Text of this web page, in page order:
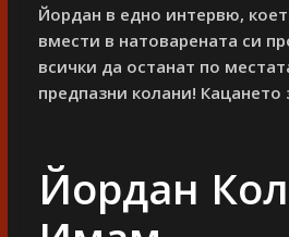
Йордан в едно интервю,
вмести в натоварената си
всички да останат по
предпазни колани! Кацането
Йордан